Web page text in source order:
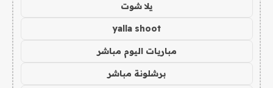
يلا شوت
yalla shoot
مباريات اليوم مباشر
برشلونة مباشر